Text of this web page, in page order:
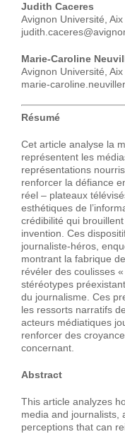
Judith Caceres
Avignon Université,
Marie-Caroline
Avignon Université,
marie-
Résumé
Cet article analyse la
représentent les
représentations
renforcer la défiance
réel – plateaux
esthétiques de
crédibilité qui
invention. Ces
journaliste-héros,
montrant la fabrique
révéler des coulisses
stéréotypes
du journalisme. Ces
les ressorts narratifs
acteurs médiatiques
renforcer des
concernant.
Abstract
This article analyzes
media and journalists,
perceptions that can